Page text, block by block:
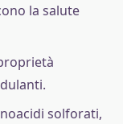
la salute
solforati,